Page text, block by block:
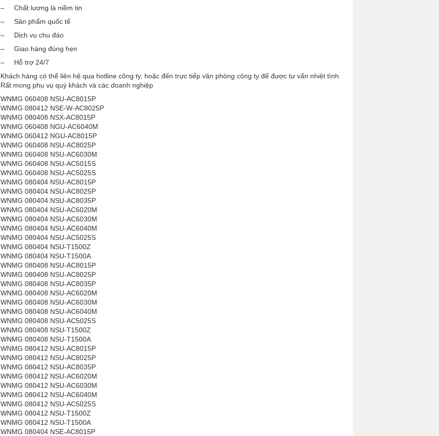
– Chất lượng là niềm tin
– Sản phẩm quốc tế
– Dịch vụ chu đáo
– Giao hàng đúng hẹn
– Hỗ trợ 24/7
Khách hàng có thể liên hệ qua hotline công ty, hoặc đến trực tiếp văn phòng công ty để được tư vấn nhiệt tình
Rất mong phụ vụ quý khách và các doanh nghiệp
WNMG 060408 NSU-AC8015P
WNMG 080412 NSE-W-AC8025P
WNMG 080408 NSX-AC8015P
WNMG 060408 NGU-AC6040M
​​​​​​​WNMG 060412 NGU-AC8015P
WNMG 060408 NSU-AC8025P
WNMG 060408 NSU-AC6030M
WNMG 060408 NSU-AC5015S
WNMG 060408 NSU-AC5025S
WNMG 080404 NSU-AC8015P
WNMG 080404 NSU-AC8025P
WNMG 080404 NSU-AC8035P
WNMG 080404 NSU-AC6020M
WNMG 080404 NSU-AC6030M
WNMG 080404 NSU-AC6040M
WNMG 080404 NSU-AC5025S
WNMG 080404 NSU-T1500Z
WNMG 080404 NSU-T1500A
WNMG 080408 NSU-AC8015P
WNMG 080408 NSU-AC8025P
WNMG 080408 NSU-AC8035P
WNMG 080408 NSU-AC6020M
WNMG 080408 NSU-AC6030M
WNMG 080408 NSU-AC6040M
WNMG 080408 NSU-AC5025S
WNMG 080408 NSU-T1500Z
WNMG 080408 NSU-T1500A
WNMG 080412 NSU-AC8015P
WNMG 080412 NSU-AC8025P
WNMG 080412 NSU-AC8035P
WNMG 080412 NSU-AC6020M
WNMG 080412 NSU-AC6030M
WNMG 080412 NSU-AC6040M
WNMG 080412 NSU-AC5025S
WNMG 080412 NSU-T1500Z
WNMG 080412 NSU-T1500A
WNMG 080404 NSE-AC8015P